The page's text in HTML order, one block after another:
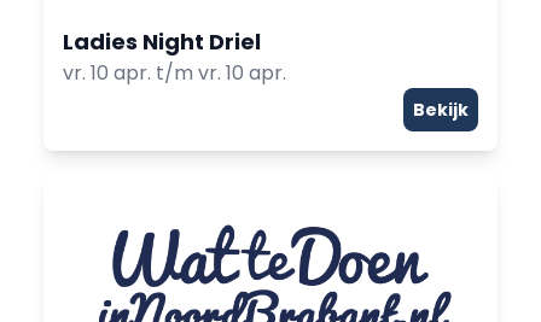
Ladies Night Driel
vr. 10 apr. t/m vr. 10 apr.
Bekijk